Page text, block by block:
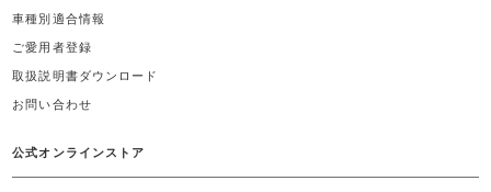
車種別適合情報
ご愛用者登録
取扱説明書ダウンロード
お問い合わせ
公式オンラインストア